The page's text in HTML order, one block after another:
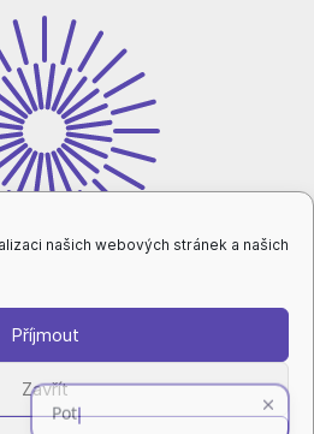
našich webových stránek a našich
Příjmout
Zavřít